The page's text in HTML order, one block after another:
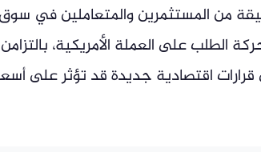
من المستثمرين والمتعاملين في
الطلب على العملة الأمريكية،
اقتصادية جديدة قد تؤثر على